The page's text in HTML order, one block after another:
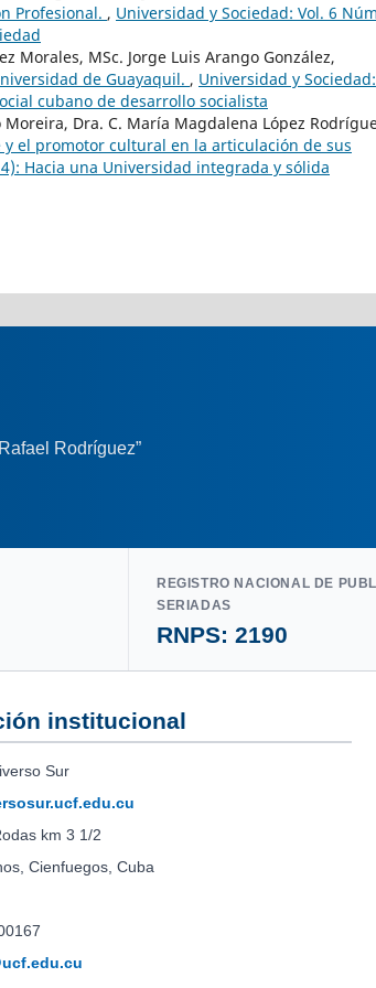
Profesional. , Universidad y Sociedad: Vol. 6
Morales, MSc. Jorge Luis Arango González,
de Guayaquil. , Universidad y Sociedad:
cubano de desarrollo socialista
Dra. C. María Magdalena López
el promotor cultural en la articulación de sus
Hacia una Universidad integrada y sólida
Rodríguez”
REGISTRO NACIONAL DE
SERIADAS
RNPS: 2190
institucional
Sur
km 3 1/2
Cienfuegos, Cuba